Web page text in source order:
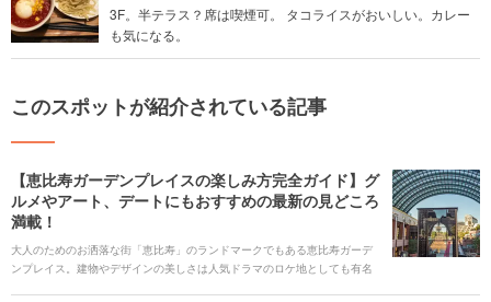
3F。半テラス？席は喫煙可。 タコライスがおいしい。カレー
も気になる。
このスポットが紹介されている記事
【恵比寿ガーデンプレイスの楽しみ方完全ガイド】グ
ルメやアート、デートにもおすすめの最新の見どころ
満載！
大人のためのお洒落な街「恵比寿」のランドマークでもある恵比寿ガーデ
ンプレイス。建物やデザインの美しさは人気ドラマのロケ地としても有名